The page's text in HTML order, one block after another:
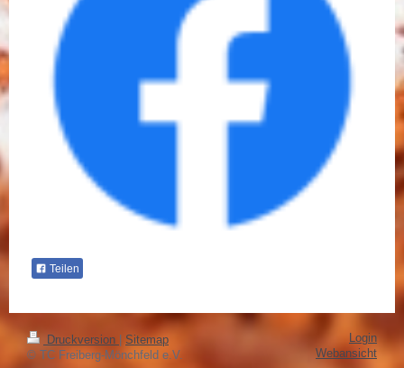
Teilen
Druckversion
Sitemap
© TC Freiberg-Mönchfeld e.V.
Login
Webansicht